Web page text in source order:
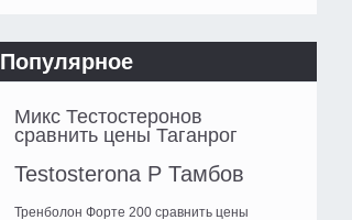
Популярное
Микс Тестостеронов
сравнить цены Таганрог
Testosterona P Тамбов
Тренболон Форте 200 сравнить цены